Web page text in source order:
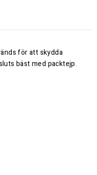
för att skydda
bäst med packtejp.